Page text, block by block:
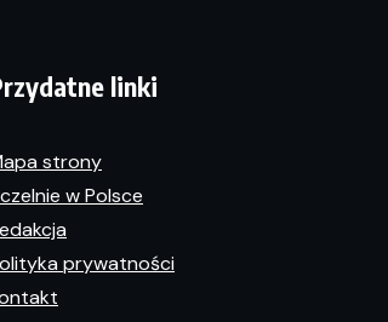
linki
strony
w Polsce
prywatności